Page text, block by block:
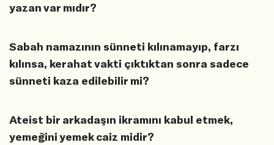
yazan var mıdır?
Sabah namazının sünneti kılınamayıp, farzı
kılınsa, kerahat vakti çıktıktan sonra sadece
sünneti kaza edilebilir mi?
Ateist bir arkadaşın ikramını kabul etmek,
yemeğini yemek caiz midir?